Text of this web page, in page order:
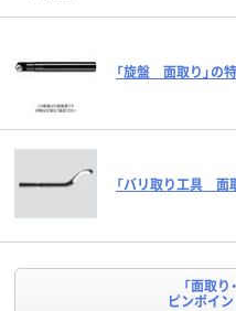
「旋盤 面取り」の
「バリ取り工具 面
「面取り
ピンポイ